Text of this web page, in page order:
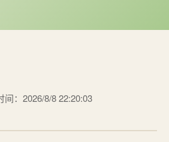
间：2026/8/8 22:20:03